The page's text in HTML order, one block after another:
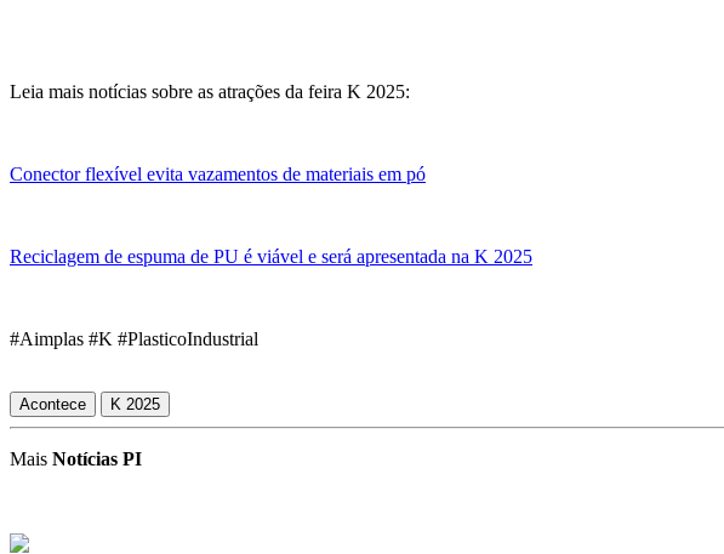
Leia mais notícias sobre as atrações da feira K 2025:
Conector flexível evita vazamentos de materiais em pó
Reciclagem de espuma de PU é viável e será apresentada na K 2025
#Aimplas #K #PlasticoIndustrial
Acontece K 2025
Mais Notícias PI